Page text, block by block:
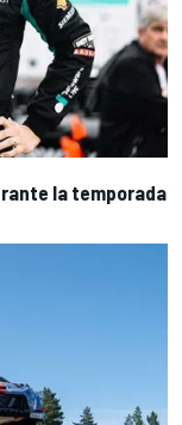
la temporada